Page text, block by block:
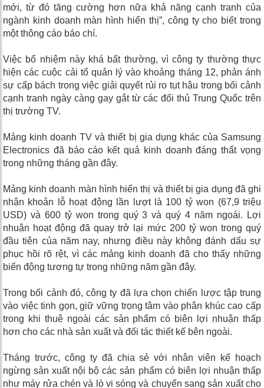
mới, từ đó tăng cường hơn nữa khả năng cạnh tranh của
ngành kinh doanh màn hình hiển thị”, công ty cho biết trong
một thông cáo báo chí.
Việc bổ nhiệm này khá bất thường, vì công ty thường thực
hiện các cuộc cải tổ quản lý vào khoảng tháng 12, phản ánh
sự cấp bách trong việc giải quyết rủi ro tụt hậu trong bối cảnh
cạnh tranh ngày càng gay gắt từ các đối thủ Trung Quốc trên
thị trường TV.
Mảng kinh doanh TV và thiết bị gia dụng khác của Samsung
Electronics đã báo cáo kết quả kinh doanh đáng thất vọng
trong những tháng gần đây.
Mảng kinh doanh màn hình hiển thị và thiết bị gia dụng đã ghi
nhận khoản lỗ hoạt động lần lượt là 100 tỷ won (67,9 triệu
USD) và 600 tỷ won trong quý 3 và quý 4 năm ngoái. Lợi
nhuận hoạt động đã quay trở lại mức 200 tỷ won trong quý
đầu tiên của năm nay, nhưng điều này không đánh dấu sự
phục hồi rõ rệt, vì các mảng kinh doanh đã cho thấy những
biến động tương tự trong những năm gần đây.
Trong bối cảnh đó, công ty đã lựa chọn chiến lược tập trung
vào việc tinh gọn, giữ vững trọng tâm vào phân khúc cao cấp
trong khi thuê ngoài các sản phẩm có biên lợi nhuận thấp
hơn cho các nhà sản xuất và đối tác thiết kế bên ngoài.
Tháng trước, công ty đã chia sẻ với nhân viên kế hoạch
ngừng sản xuất nội bộ các sản phẩm có biên lợi nhuận thấp
như máy rửa chén và lò vi sóng và chuyển sang sản xuất cho